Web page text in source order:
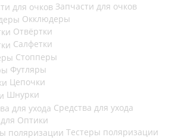
Запчасти для очков
Окклюдеры
Отвёртки
Салфетки
Стопперы
Футляры
Цепочки
Шнурки
Средства для ухода
Оптики
Тестеры поляризации